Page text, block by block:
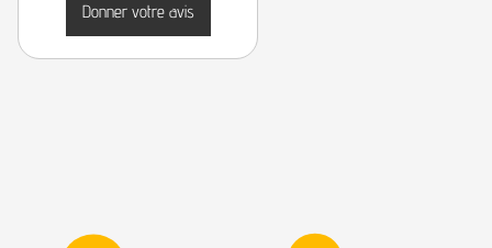
Donner votre avis